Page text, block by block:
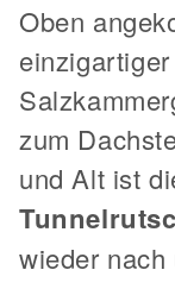
Oben
zum
und Alt ist
wieder